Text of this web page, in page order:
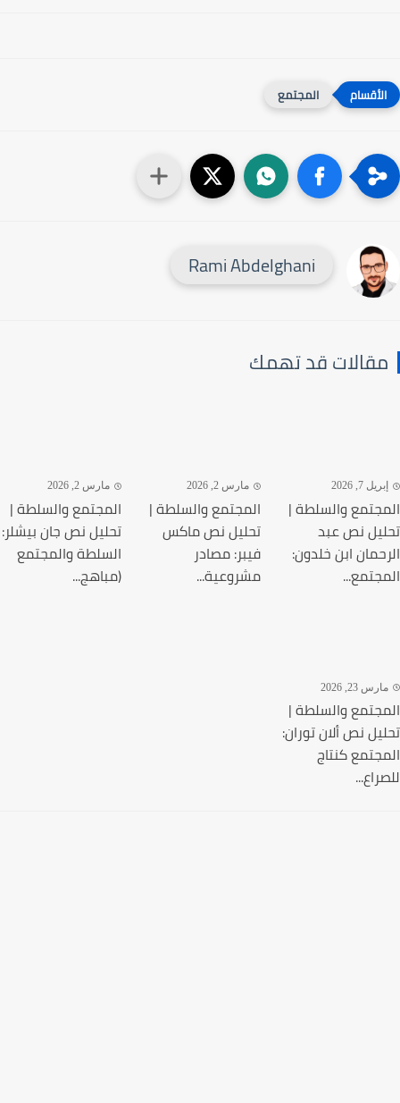
المجتمع
Rami Abdelghani
قد تهمك
7, 2026
والسلطة |
نص عبد
ابن خلدون:
مارس 2, 2026
المجتمع والسلطة |
تحليل نص ماكس
فيبر: مصادر
مشروعية...
مارس 2, 2026
المجتمع والسلطة |
تحليل نص جان بيشلر:
السلطة والمجتمع
(مباهج...
23, 2026
والسلطة |
نص ألان توران:
كنتاج